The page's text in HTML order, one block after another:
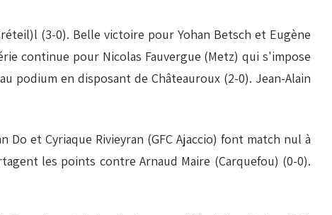
(3-0). Belle victoire pour Yohan Betsch et Eugène
continue pour Nicolas Fauvergue (Metz) qui s'impose
podium en disposant de Châteauroux (2-0). Jean-Alain
et Cyriaque Rivieyran (GFC Ajaccio) font match nul à
les points contre Arnaud Maire (Carquefou) (0-0).